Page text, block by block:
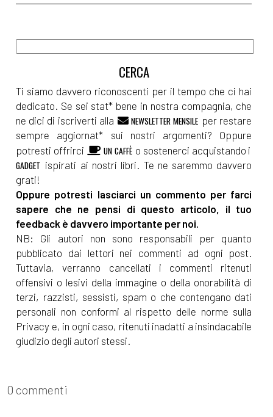
Ti siamo davvero riconoscenti per il tempo che ci hai
dedicato. Se sei stat* bene in nostra compagnia, che
ne dici di iscriverti alla
NEWSLETTER MENSILE per restare
sempre aggiornat* sui nostri argomenti? Oppure
potresti offrirci
UN CAFFÈ o sostenerci acquistando i
GADGET ispirati ai nostri libri. Te ne saremmo davvero
grati!
Oppure potresti lasciarci un commento per farci
sapere che ne pensi di questo articolo, il tuo
feedback è davvero importante per noi.
NB: Gli autori non sono responsabili per quanto
pubblicato dai lettori nei commenti ad ogni post.
Tuttavia, verranno cancellati i commenti ritenuti
offensivi o lesivi della immagine o della onorabilità di
terzi, razzisti, sessisti, spam o che contengano dati
personali non conformi al rispetto delle norme sulla
Privacy e, in ogni caso, ritenuti inadatti a insindacabile
giudizio degli autori stessi.
0 commenti